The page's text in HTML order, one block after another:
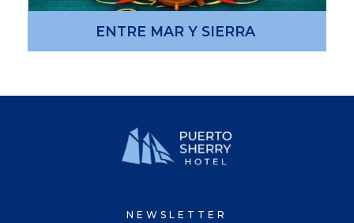
ENTRE MAR Y SIERRA
NEWSLETTER